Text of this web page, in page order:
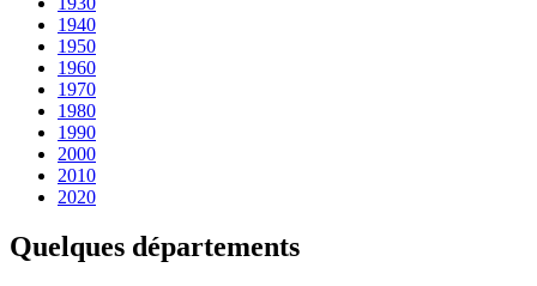
1940
1950
1960
1970
1980
1990
2000
2010
2020
Quelques départements